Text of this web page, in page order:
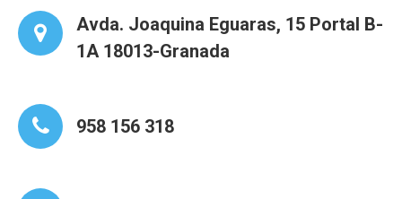
Avda. Joaquina Eguaras, 15 Portal B-
1A 18013-Granada
958 156 318